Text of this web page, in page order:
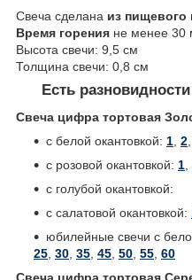
Свеча сделана из пищевого
Время горения не менее 30
Высота свечи: 9,5 см
Толщина свечи: 0,8 см
Есть
Свеча цифра тортовая
с белой окантовкой: 1, 2,
с розовой окантовкой: 1,
с голубой окантовкой:
с салатовой окантовкой:
юбилейные свечи с
25, 30, 35, 45, 50, 55, 60